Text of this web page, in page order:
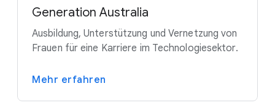
Generation Australia
Ausbildung, Unterstützung und Vernetzung von
Frauen für eine Karriere im Technologiesektor.
Mehr erfahren